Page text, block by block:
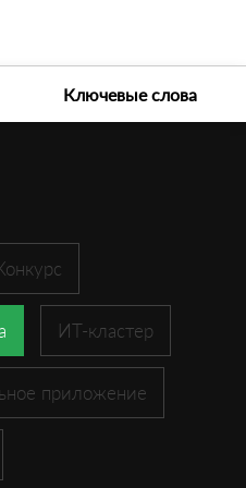
Ключевые слова
ИТ-кластер
приложение